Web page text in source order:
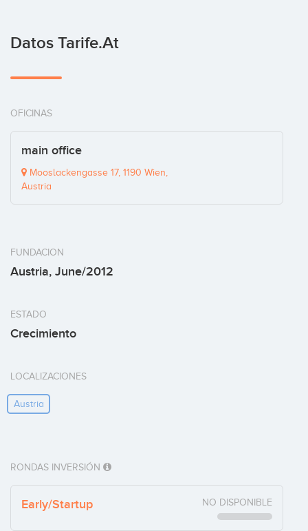
Datos Tarife.at
OFICINAS
main office
Mooslackengasse 17, 1190 Wien,
Austria
FUNDACION
Austria, June/2012
ESTADO
Crecimiento
LOCALIZACIONES
Austria
RONDAS INVERSIÓN
Early/Startup NO DISPONIBLE